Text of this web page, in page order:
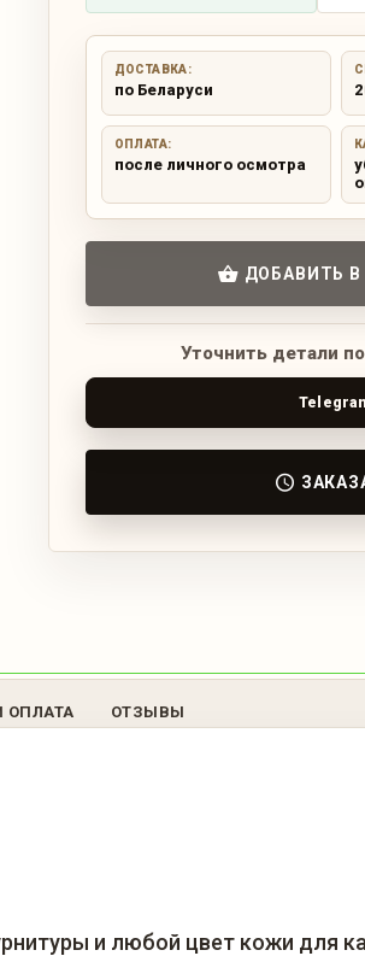
ДОСТАВКА:
по Беларуси
ОПЛАТА:
после личного осмотра
ДОБАВИТЬ
Уточнить детали
ОПЛАТА ОТЗЫВЫ
и любой цвет кожи для